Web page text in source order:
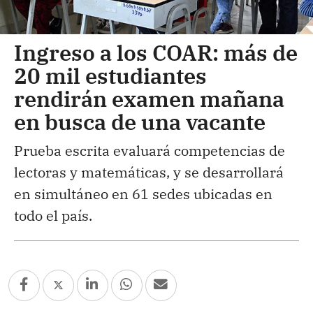
Ingreso a los COAR: más de
20 mil estudiantes
rendirán examen mañana
en busca de una vacante
Prueba escrita evaluará competencias de
lectoras y matemáticas, y se desarrollará
en simultáneo en 61 sedes ubicadas en
todo el país.